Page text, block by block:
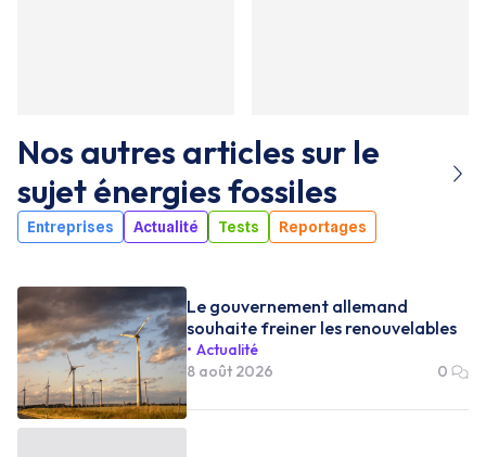
Nos autres articles sur le
sujeténergies fossiles
Entreprises Actualité Tests Reportages
Le gouvernement allemand
souhaite freiner les renouvelables
Actualité
8 août 2026
0